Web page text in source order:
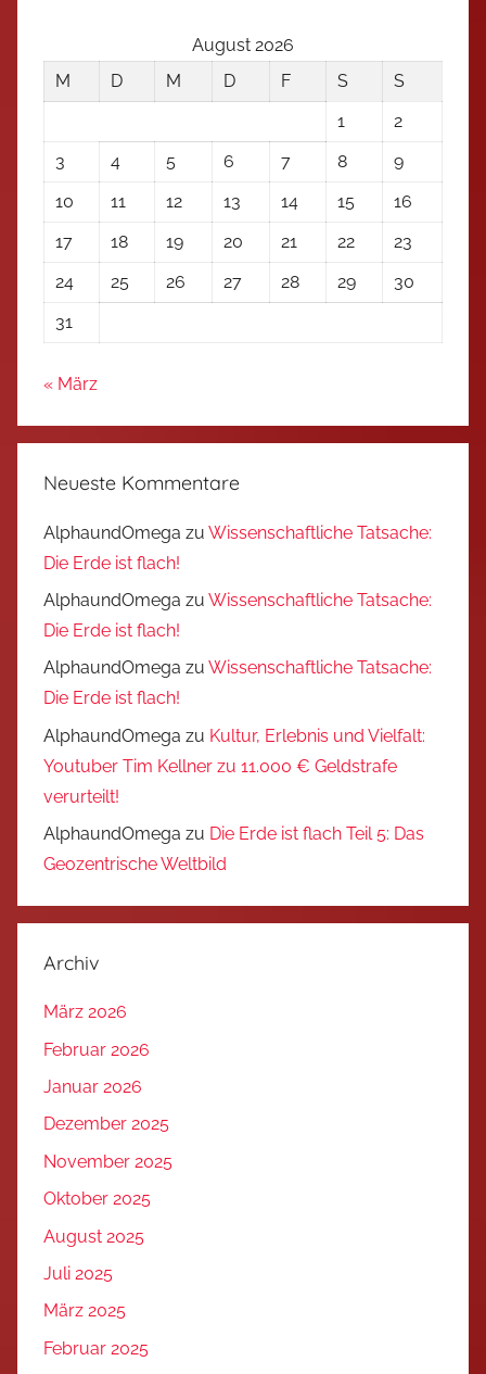
August 2026
M
D M D F S
S
1
2
3
4 5 6 7 8
9
10
11 12 13 14 15
16
17
18 19 20 21 22
23
24
25 26 27 28 29
30
31
« März
Neueste Kommentare
AlphaundOmega zu Wissenschaftliche Tatsache:
Die Erde ist flach!
AlphaundOmega zu Wissenschaftliche Tatsache:
Die Erde ist flach!
AlphaundOmega zu Wissenschaftliche Tatsache:
Die Erde ist flach!
AlphaundOmega zu Kultur, Erlebnis und Vielfalt:
Youtuber Tim Kellner zu 11.000 € Geldstrafe
verurteilt!
AlphaundOmega zu Die Erde ist flach Teil 5: Das
Geozentrische Weltbild
Archiv
März 2026
Februar 2026
Januar 2026
Dezember 2025
November 2025
Oktober 2025
August 2025
Juli 2025
März 2025
Februar 2025